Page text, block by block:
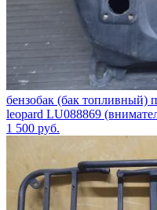
бензобак (бак топливный)
leopard LU088869
1 500 руб.